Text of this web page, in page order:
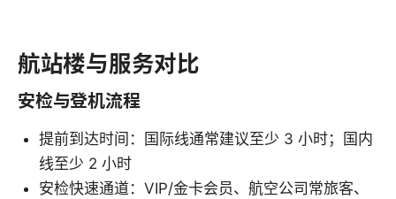
航站楼与服务对比
安检与登机流程
提前到达时间：国际线通常建议至少 3 小时；国内
线至少 2 小时
安检快速通道：VIP/金卡会员、航空公司常旅客、